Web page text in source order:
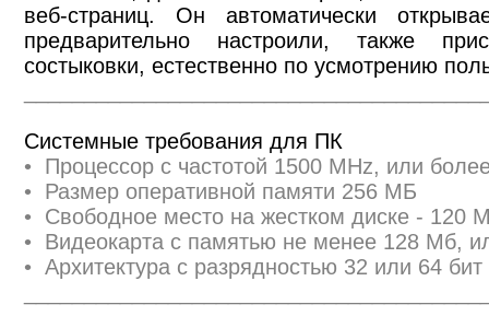
веб-страниц. Он автоматически
предварительно настроили, также
состыковки, естественно по усмотрению
Системные требования для ПК
• Процессор с частотой 1500 MHz, или
• Размер оперативной памяти 256 МБ
• Свободное место на жестком диске - 120
• Видеокарта с памятью не менее 128 Мб,
• Архитектура с разрядностью 32 или 64